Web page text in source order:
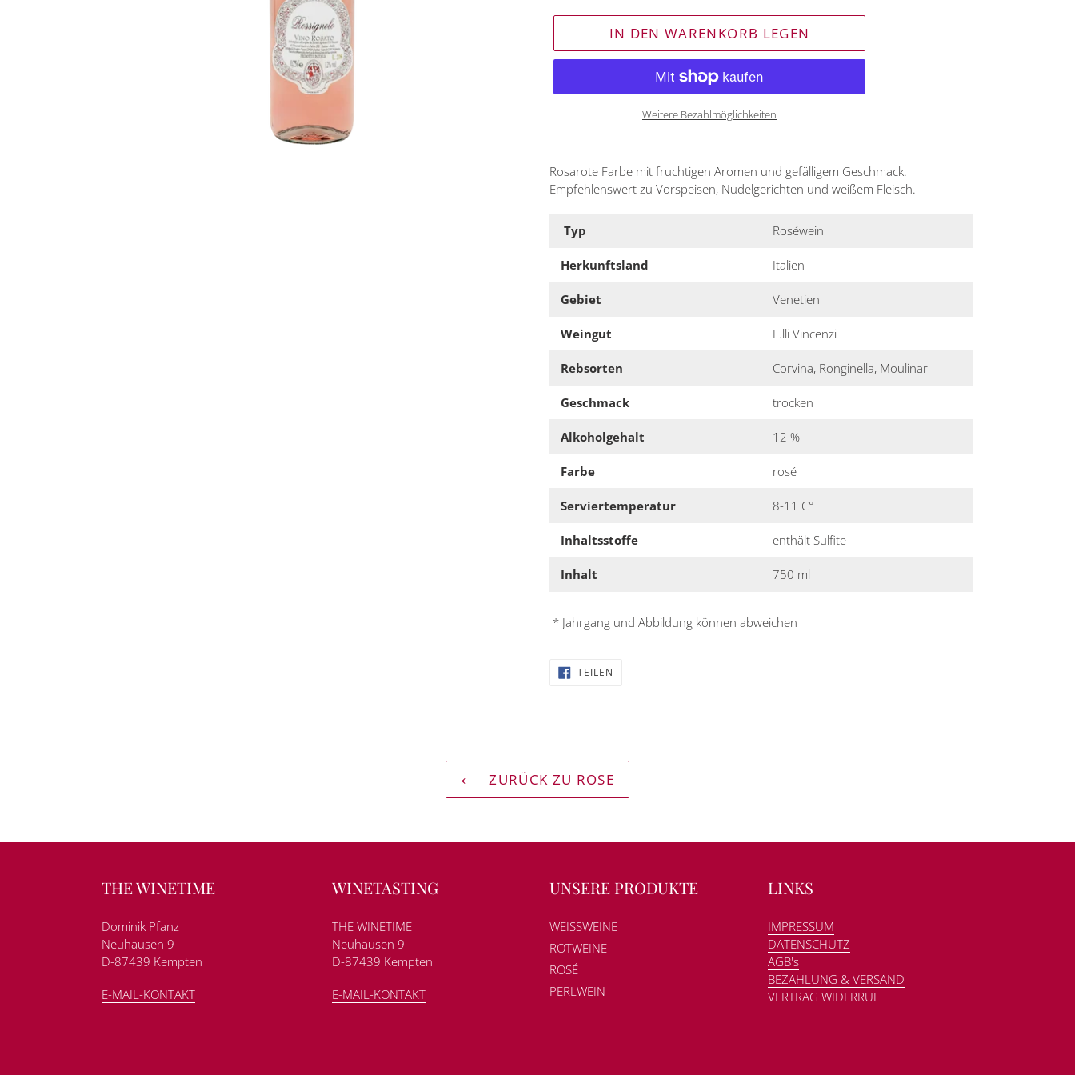
IN DEN WARENKORB LEGEN
Weitere Bezahlmöglichkeiten
wird
zum
Warenkorb
Rosarote Farbe mit fruchtigen Aromen und gefälligem Geschmack.
Empfehlenswert zu Vorspeisen, Nudelgerichten und weißem Fleisch.
Typ Roséwein
Herkunftsland Italien
Gebiet Venetien
Weingut F.lli Vincenzi
Rebsorten Corvina, Ronginella, Moulinar
Geschmack trocken
Alkoholgehalt 12 %
Farbe rosé
Serviertemperatur 8-11 C°
Inhaltsstoffe enthält Sulfite
Inhalt 750 ml
* Jahrgang und Abbildung können abweichen
TEILEN
ZURÜCK ZU ROSE
THE WINETIME
Dominik Pfanz
Neuhausen 9
D-87439 Kempten
E-MAIL-KONTAKT
WINETASTING
THE WINETIME
Neuhausen 9
D-87439 Kempten
E-MAIL-KONTAKT
UNSERE PRODUKTE
WEISSWEINE
ROTWEINE
ROSÉ
PERLWEIN
LINKS
IMPRESSUM
DATENSCHUTZ
AGB's
BEZAHLUNG & VERSAND
VERTRAG WIDERRUF